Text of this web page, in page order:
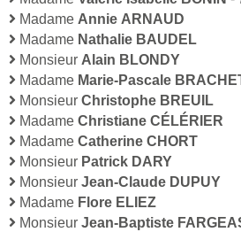
Madame Annie ARNAUD
Madame Nathalie BAUDEL
Monsieur Alain BLONDY
Madame Marie-Pascale
Monsieur Christophe BREUIL
Madame Christiane CÉLÉRIER
Madame Catherine CHORT
Monsieur Patrick DARY
Monsieur Jean-Claude DUPUY
Madame Flore ELIEZ
Monsieur Jean-Baptiste